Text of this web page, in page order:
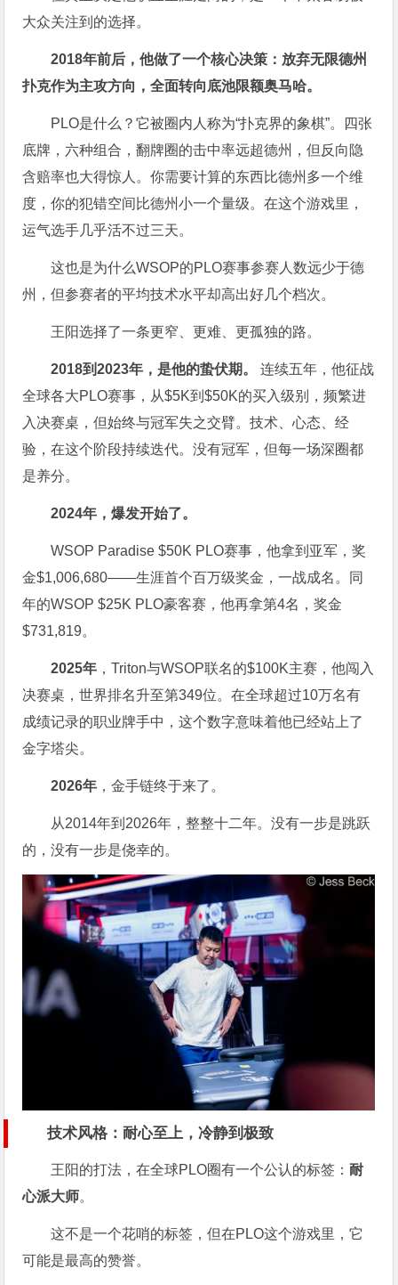
大众关注到的选择。
2018年前后，他做了一个核心决策：放弃无限德州
扑克作为主攻方向，全面转向底池限额奥马哈。
PLO是什么？它被圈内人称为“扑克界的象棋”。四张
底牌，六种组合，翻牌圈的击中率远超德州，但反向隐
含赔率也大得惊人。你需要计算的东西比德州多一个维
度，你的犯错空间比德州小一个量级。在这个游戏里，
运气选手几乎活不过三天。
这也是为什么WSOP的PLO赛事参赛人数远少于德
州，但参赛者的平均技术水平却高出好几个档次。
王阳选择了一条更窄、更难、更孤独的路。
2018到2023年，是他的蛰伏期。
连续五年，他征战
全球各大PLO赛事，从$5K到$50K的买入级别，频繁进
入决赛桌，但始终与冠军失之交臂。技术、心态、经
验，在这个阶段持续迭代。没有冠军，但每一场深圈都
是养分。
2024年，爆发开始了。
WSOP Paradise $50K PLO赛事，他拿到亚军，奖
金$1,006,680——生涯首个百万级奖金，一战成名。同
年的WSOP $25K PLO豪客赛，他再拿第4名，奖金
$731,819。
2025年 ，Triton与WSOP联名的$100K主赛，他闯入
决赛桌，世界排名升至第349位。在全球超过10万名有
成绩记录的职业牌手中，这个数字意味着他已经站上了
金字塔尖。
2026年 ，金手链终于来了。
从2014年到2026年，整整十二年。没有一步是跳跃
的，没有一步是侥幸的。
技术风格：耐心至上，冷静到极致
王阳的打法，在全球PLO圈有一个公认的标签：耐
心派大师。
这不是一个花哨的标签，但在PLO这个游戏里，它
可能是最高的赞誉。